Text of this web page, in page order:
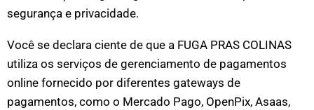
segurança e privacidade.
Você se declara ciente de que a FUGA PRAS COLINAS
utiliza os serviços de gerenciamento de pagamentos
online fornecido por diferentes gateways de
pagamentos, como o Mercado Pago, OpenPix, Asaas,